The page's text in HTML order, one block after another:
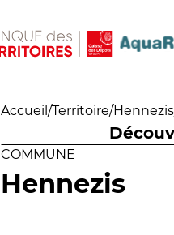
Accueil /Territoire/Hennezis
COMMUNE
Hennezis